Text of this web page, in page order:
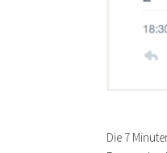
Die 7